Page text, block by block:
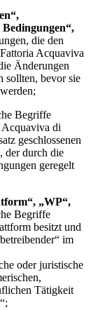
Bedingungen“,
die den
Acquaviva
Änderungen
sollten, bevor sie
Begriffe
di
geschlossenen
der durch die
geregelt
„WP“,
Begriffe
besitzt und
im
oder juristische
Tätigkeit